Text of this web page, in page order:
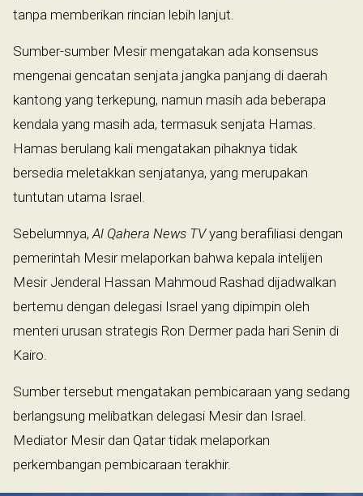
tanpa memberikan rincian lebih lanjut.
Sumber-sumber Mesir mengatakan ada konsensus
mengenai gencatan senjata jangka panjang di daerah
kantong yang terkepung, namun masih ada beberapa
kendala yang masih ada, termasuk senjata Hamas.
Hamas berulang kali mengatakan pihaknya tidak
bersedia meletakkan senjatanya, yang merupakan
tuntutan utama Israel.
Sebelumnya, Al Qahera News TVyang berafiliasi dengan
pemerintah Mesir melaporkan bahwa kepala intelijen
Mesir Jenderal Hassan Mahmoud Rashad dijadwalkan
bertemu dengan delegasi Israel yang dipimpin oleh
menteri urusan strategis Ron Dermer pada hari Senin di
Kairo.
Sumber tersebut mengatakan pembicaraan yang sedang
berlangsung melibatkan delegasi Mesir dan Israel.
Mediator Mesir dan Qatar tidak melaporkan
perkembangan pembicaraan terakhir.